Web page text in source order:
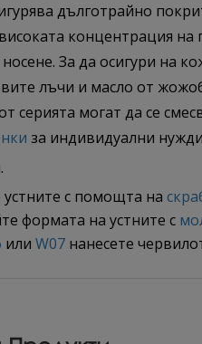
дълготрайно
концентрация
За да осигури на
лъчи и масло от
серията могат да се
за индивидуални
с помощта на
формата на устните с
или W07 нанесете